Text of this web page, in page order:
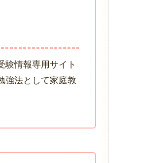
験情報専用サイト
強法として家庭教